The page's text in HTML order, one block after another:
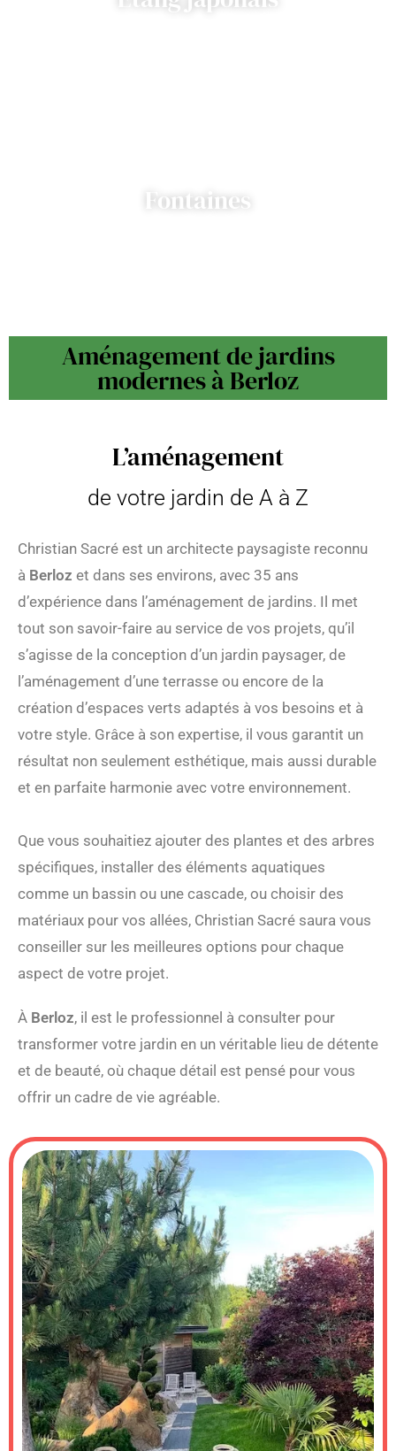
Fontaines
Aménagement de jardins
modernes à Berloz
L’aménagement
de votre jardin de A à Z
Christian Sacré est un architecte paysagiste reconnu
à Berloz et dans ses environs, avec 35 ans
d’expérience dans l’aménagement de jardins. Il met
tout son savoir-faire au service de vos projets, qu’il
s’agisse de la conception d’un jardin paysager, de
l’aménagement d’une terrasse ou encore de la
création d’espaces verts adaptés à vos besoins et à
votre style. Grâce à son expertise, il vous garantit un
résultat non seulement esthétique, mais aussi durable
et en parfaite harmonie avec votre environnement.
Que vous souhaitiez ajouter des plantes et des arbres
spécifiques, installer des éléments aquatiques
comme un bassin ou une cascade, ou choisir des
matériaux pour vos allées, Christian Sacré saura vous
conseiller sur les meilleures options pour chaque
aspect de votre projet.
À Berloz, il est le professionnel à consulter pour
transformer votre jardin en un véritable lieu de détente
et de beauté, où chaque détail est pensé pour vous
offrir un cadre de vie agréable.